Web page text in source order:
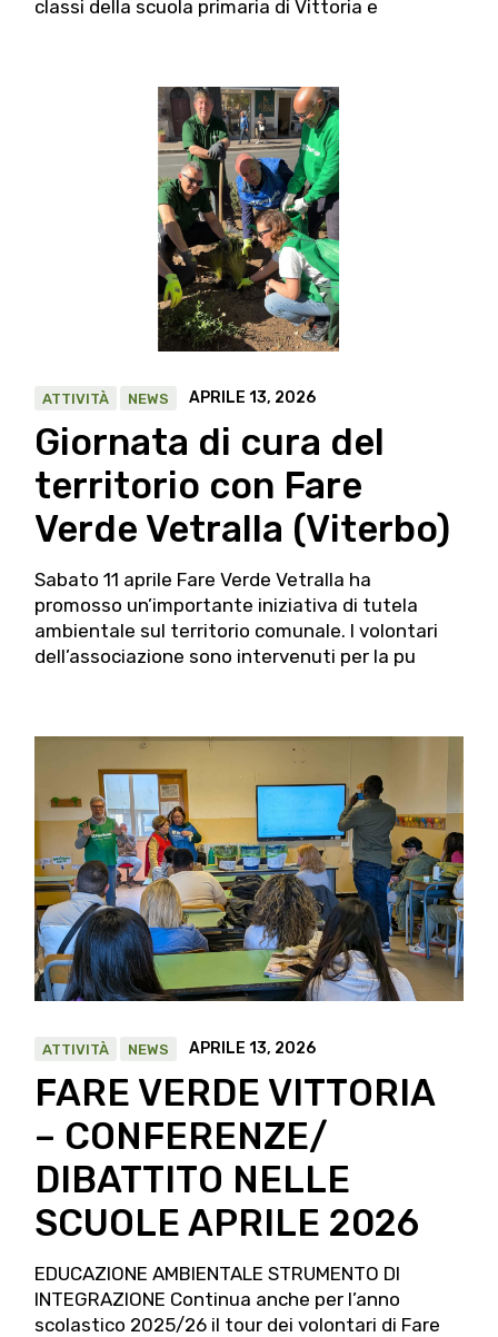
classi della scuola primaria di Vittoria e
ATTIVITÀ NEWS APRILE 13, 2026
Giornata di cura del
territorio con Fare
Verde Vetralla (Viterbo)
Sabato 11 aprile Fare Verde Vetralla ha
promosso un’importante iniziativa di tutela
ambientale sul territorio comunale. I volontari
dell’associazione sono intervenuti per la pu
ATTIVITÀ NEWS APRILE 13, 2026
FARE VERDE VITTORIA
– CONFERENZE/
DIBATTITO NELLE
SCUOLE APRILE 2026
EDUCAZIONE AMBIENTALE STRUMENTO DI
INTEGRAZIONE Continua anche per l’anno
scolastico 2025/26 il tour dei volontari di Fare